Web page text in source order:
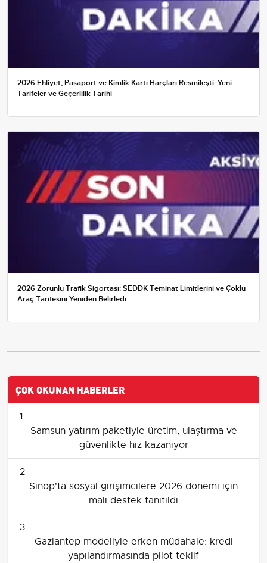
2026 Ehliyet, Pasaport ve Kimlik Kartı Harçları Resmileşti: Yeni
Tarifeler ve Geçerlilik Tarihi
2026 Zorunlu Trafik Sigortası: SEDDK Teminat Limitlerini ve Çoklu
Araç Tarifesini Yeniden Belirledi
ÇOK OKUNAN HABERLER
1
Samsun yatırım paketiyle üretim, ulaştırma ve
güvenlikte hız kazanıyor
2
Sinop'ta sosyal girişimcilere 2026 dönemi için
mali destek tanıtıldı
3
Gaziantep modeliyle erken müdahale: kredi
yapılandırmasında pilot teklif